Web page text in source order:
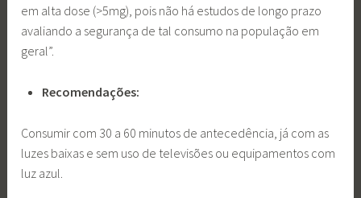
em alta dose (>5mg), pois não há estudos de longo prazo
avaliando a segurança de tal consumo na população em
geral”.
Recomendações:
Consumir com 30 a 60 minutos de antecedência, já com as
luzes baixas e sem uso de televisões ou equipamentos com
luz azul.